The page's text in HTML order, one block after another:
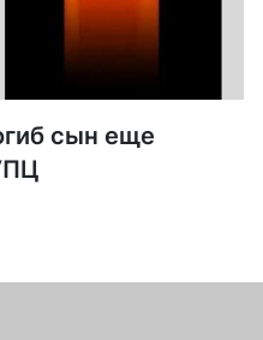
сын еще